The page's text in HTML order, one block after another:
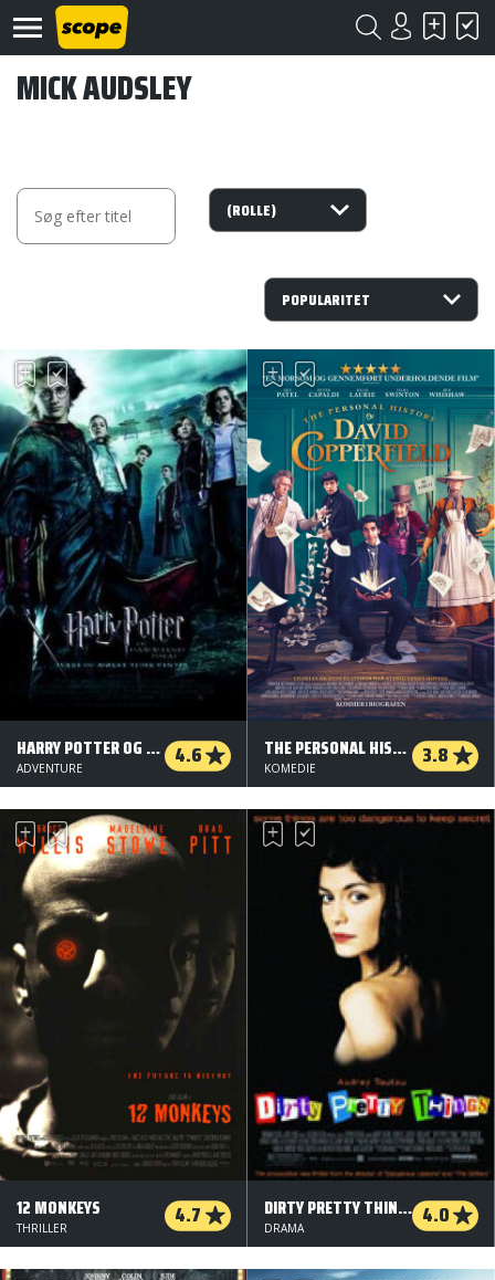
Om
©
Scope
2020
MICK AUDSLEY
HARRY POTTER OG FLAMMERNES POKAL 4.6
ADVENTURE
THE PERSONAL HISTORY OF DAVID COPPERFIELD 3.8
KOMEDIE
12 MONKEYS 4.7
THRILLER
DIRTY PRETTY THINGS 4.0
DRAMA